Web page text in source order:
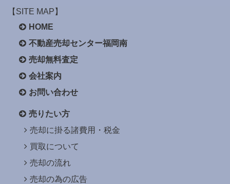
【SITE MAP】
HOME
不動産売却センター福岡南
売却無料査定
会社案内
お問い合わせ
売りたい方
売却に掛る諸費用・税金
買取について
売却の流れ
売却の為の広告